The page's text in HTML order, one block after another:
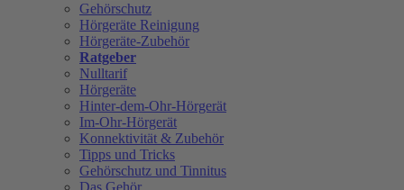
Gehörschutz
Hörgeräte Reinigung
Hörgeräte-Zubehör
Ratgeber
Nulltarif
Hörgeräte
Hinter-dem-Ohr-Hörgerät
Im-Ohr-Hörgerät
Konnektivität & Zubehör
Tipps und Tricks
Gehörschutz und Tinnitus
Das Gehör